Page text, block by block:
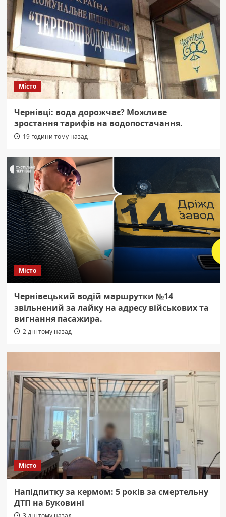
Місто
Чернівці: вода дорожчає? Можливе
зростання тарифів на водопостачання.
19 години тому назад
Місто
Чернівецький водій маршрутки №14
звільнений за лайку на адресу військових та
вигнання пасажира.
2 дні тому назад
Місто
Напідпитку за кермом: 5 років за смертельну
ДТП на Буковині